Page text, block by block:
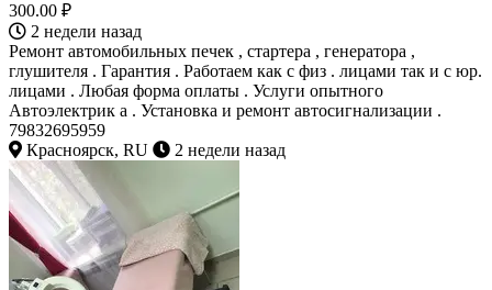
300.00 ₽
2 недели назад
Ремонт автомобильных печек , стартера , генератора ,
глушителя . Гарантия . Работаем как с физ . лицами так и с юр.
лицами . Любая форма оплаты . Услуги опытного
Автоэлектрик а . Установка и ремонт автосигнализации .
79832695959
Красноярск, RU
2 недели назад